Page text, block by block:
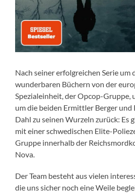
Nach seiner erfolgreichen Serie um
wunderbaren Büchern von der
Spezialeinheit, der Opcop-Gruppe,
um die beiden Ermittler Berger und
Dahl zu seinen Wurzeln zurück: Es
mit einer schwedischen Elite-
Gruppe innerhalb der
Nova.
Der Team besteht aus vielen
die uns sicher noch eine Weile